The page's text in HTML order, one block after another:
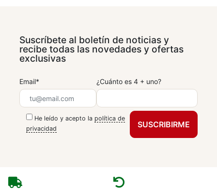
Suscríbete al boletín de noticias y
recibe todas las novedades y ofertas
exclusivas
Email* ¿Cuánto es 4 + uno?
He leído y acepto la política de
privacidad